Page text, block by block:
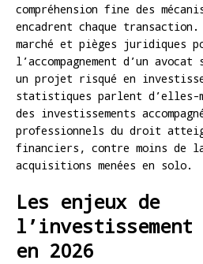
compréhension fine des
encadrent chaque
marché et pièges juridiques
l’accompagnement d’un
un projet risqué en
statistiques parlent d’elles-
des investissements
professionnels du droit
financiers, contre moins de
acquisitions menées en solo.
Les enjeux de
en 2026